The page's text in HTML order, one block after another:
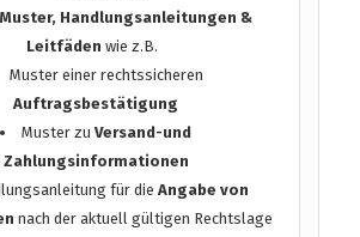
Muster, Handlungsanleitungen &
Leitfäden wie z.B.
Muster einer rechtssicheren
Auftragsbestätigung
Muster zuVersand-und
Zahlungsinformationen
für die Angabe von
nach der aktuell gültigen Rechtslage